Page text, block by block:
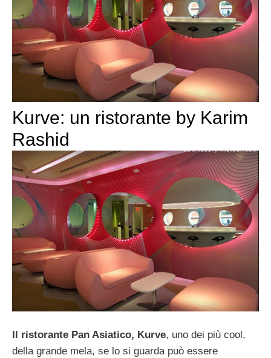
Kurve: un ristorante by Karim
Rashid
Il ristorante Pan Asiatico, Kurve, uno dei più cool,
della grande mela, se lo si guarda può essere